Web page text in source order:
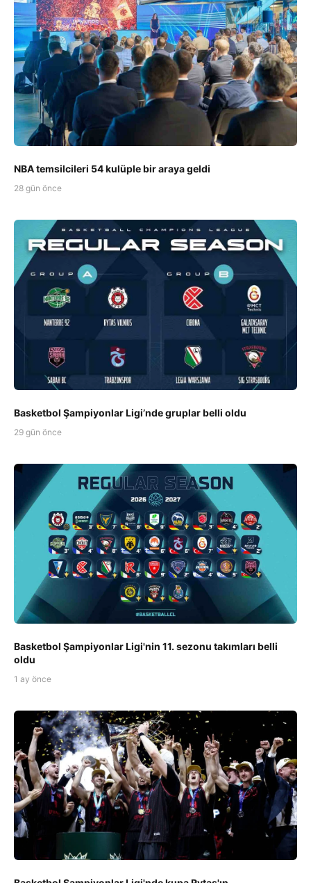
NBA temsilcileri 54 kulüple bir araya geldi
28 gün önce
Basketbol Şampiyonlar Ligi’nde gruplar belli oldu
29 gün önce
Basketbol Şampiyonlar Ligi'nin 11. sezonu takımları belli
oldu
1 ay önce